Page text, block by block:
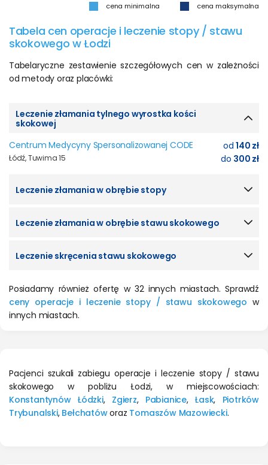
cena minimalna cena maksymalna
Tabela cen operacje i leczenie stopy / stawu
skokowego w Łodzi
Tabelaryczne zestawienie szczegółowych cen w zależności
od metody oraz placówki:
Leczenie złamania tylnego wyrostka kości
skokowej
Centrum Medycyny Spersonalizowanej CODE
Łódź, Tuwima 15
od140 zł
do 300 zł
Leczenie złamania w obrębie stopy
Leczenie złamania w obrębie stawu skokowego
Leczenie skręcenia stawu skokowego
Posiadamy również ofertę w 32 innych miastach. Sprawdź
ceny operacje i leczenie stopy / stawu skokowego w
innych miastach.
Pacjenci szukali zabiegu operacje i leczenie stopy / stawu
skokowego w pobliżu Łodzi, w miejscowościach:
Konstantynów Łódzki, Zgierz, Pabianice,Łask, Piotrków
Trybunalski, Bełchatóworaz Tomaszów Mazowiecki.